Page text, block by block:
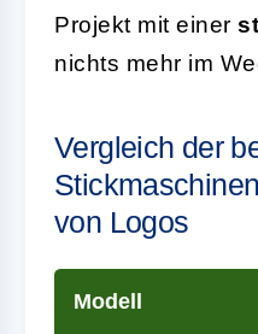
Projekt mit einer
nichts mehr im
Vergleich der
von Logos
Modell